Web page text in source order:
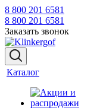
8 800 201 6581
8 800 201 6581
Заказать звонок
Каталог